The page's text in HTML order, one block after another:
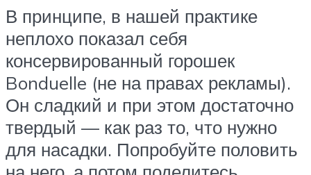
В принципе, в нашей практике
неплохо показал себя
консервированный горошек
Bonduelle (не на правах рекламы).
Он сладкий и при этом достаточно
твердый — как раз то, что нужно
для насадки. Попробуйте половить